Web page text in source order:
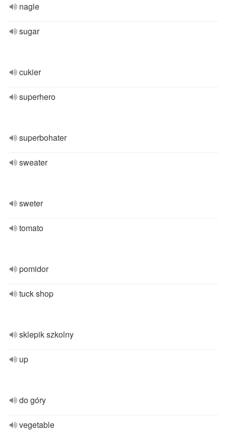
nagle
sugar
cukier
superhero
superbohater
sweater
sweter
tomato
pomidor
tuck shop
sklepik szkolny
up
do góry
vegetable